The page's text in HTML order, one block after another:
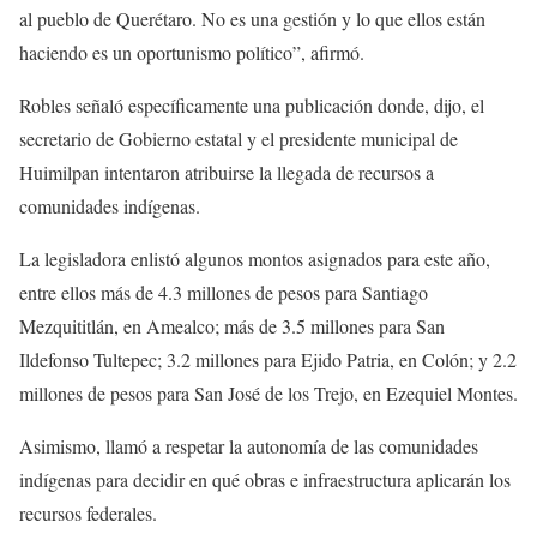
al pueblo de Querétaro. No es una gestión y lo que ellos están
haciendo es un oportunismo político”, afirmó.
Robles señaló específicamente una publicación donde, dijo, el
secretario de Gobierno estatal y el presidente municipal de
Huimilpan intentaron atribuirse la llegada de recursos a
comunidades indígenas.
La legisladora enlistó algunos montos asignados para este año,
entre ellos más de 4.3 millones de pesos para Santiago
Mezquititlán, en Amealco; más de 3.5 millones para San
Ildefonso Tultepec; 3.2 millones para Ejido Patria, en Colón; y 2.2
millones de pesos para San José de los Trejo, en Ezequiel Montes.
Asimismo, llamó a respetar la autonomía de las comunidades
indígenas para decidir en qué obras e infraestructura aplicarán los
recursos federales.